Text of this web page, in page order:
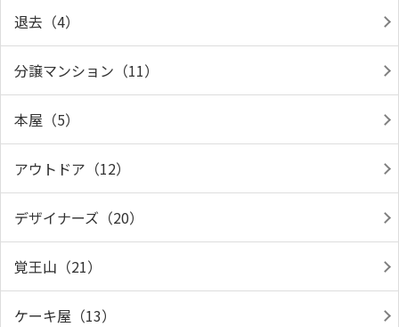
退去（4）
分譲マンション（11）
本屋（5）
アウトドア（12）
デザイナーズ（20）
覚王山（21）
ケーキ屋（13）